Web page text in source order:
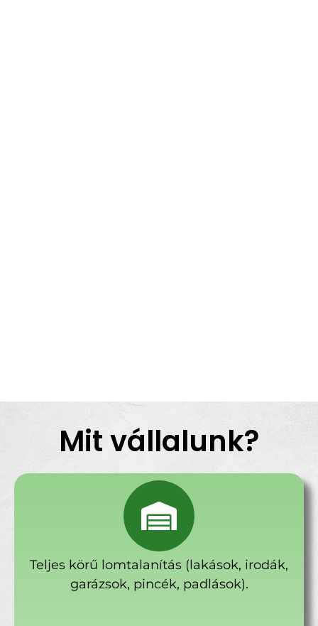
Mit vállalunk?
Teljes körű lomtalanítás (lakások, irodák,
garázsok, pincék, padlások).